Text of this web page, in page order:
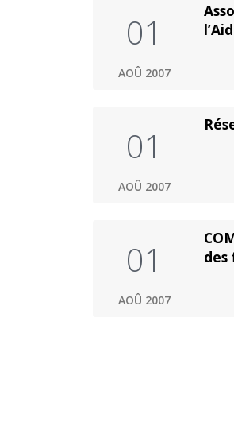
01
AOÛ 2007
01
AOÛ 2007
01
AOÛ 2007
des